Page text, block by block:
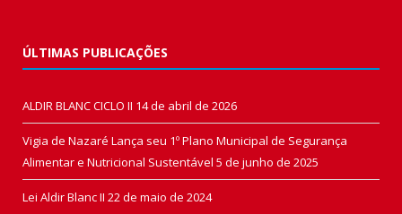
ÚLTIMAS PUBLICAÇÕES
ALDIR BLANC CICLO II 14 de abril de 2026
Vigia de Nazaré Lança seu 1º Plano Municipal de Segurança
Alimentar e Nutricional Sustentável 5 de junho de 2025
Lei Aldir Blanc II 22 de maio de 2024